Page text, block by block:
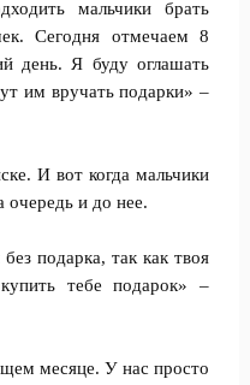
мальчики брать
Сегодня отмечаем 8
день. Я буду оглашать
им вручать подарки» –
И вот когда мальчики
очередь и до нее.
подарка, так как твоя
тебе подарок» –
месяце. У нас просто